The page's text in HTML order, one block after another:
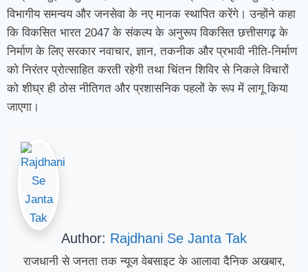
विभागीय समन्वय और जनसेवा के नए मानक स्थापित करेंगे। उन्होंने कहा
कि विकसित भारत 2047 के संकल्प के अनुरूप विकसित छत्तीसगढ़ के
निर्माण के लिए सरकार नवाचार, ज्ञान, तकनीक और प्रभावी नीति-निर्माण
को निरंतर प्रोत्साहित करती रहेगी तथा चिंतन शिविर से निकले विचारों
को शीघ्र ही ठोस नीतिगत और प्रशासनिक पहलों के रूप में लागू किया
जाएगा।
Author: Rajdhani Se Janta Tak
राजधानी से जनता तक न्यूज वेबसाइट के आलावा दैनिक अखबार,